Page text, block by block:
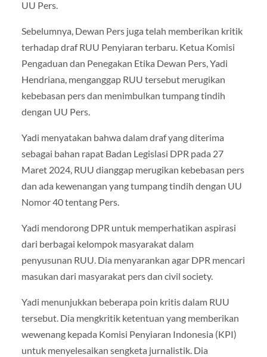
UU Pers.
Sebelumnya, Dewan Pers juga telah memberikan kritik
terhadap draf RUU Penyiaran terbaru. Ketua Komisi
Pengaduan dan Penegakan Etika Dewan Pers, Yadi
Hendriana, menganggap RUU tersebut merugikan
kebebasan pers dan menimbulkan tumpang tindih
dengan UU Pers.
Yadi menyatakan bahwa dalam draf yang diterima
sebagai bahan rapat Badan Legislasi DPR pada 27
Maret 2024, RUU dianggap merugikan kebebasan pers
dan ada kewenangan yang tumpang tindih dengan UU
Nomor 40 tentang Pers.
Yadi mendorong DPR untuk memperhatikan aspirasi
dari berbagai kelompok masyarakat dalam
penyusunan RUU. Dia menyarankan agar DPR mencari
masukan dari masyarakat pers dan civil society.
Yadi menunjukkan beberapa poin kritis dalam RUU
tersebut. Dia mengkritik ketentuan yang memberikan
wewenang kepada Komisi Penyiaran Indonesia (KPI)
untuk menyelesaikan sengketa jurnalistik. Dia